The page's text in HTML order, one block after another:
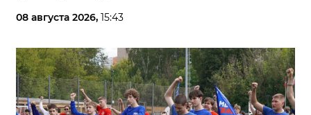
08 августа 2026, 15:43